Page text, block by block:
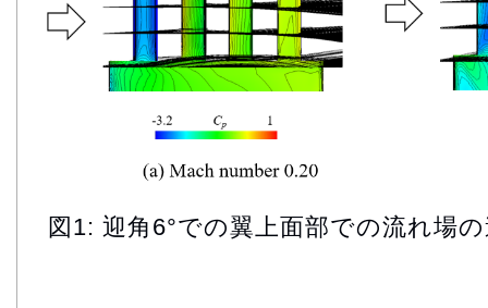
図1: 迎角6°での翼上面部での流れ場